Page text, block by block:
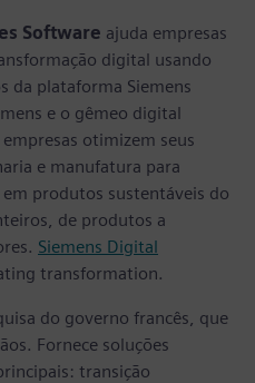
Software ajuda empresas
digital usando
da plataforma Siemens
e o gêmeo digital
otimizem seus
e manufatura para
produtos sustentáveis do
de produtos a
Siemens Digital
transformation.
do governo francês, que
Fornece soluções
transição